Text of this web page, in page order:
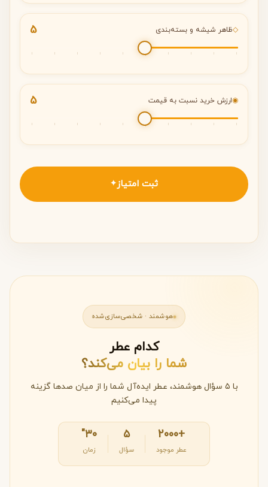
◇ظاهر شیشه و بسته‌بندی 5
◉ارزش خرید نسبت به قیمت 5
ثبت امتیاز ✦
هوشمند · شخصی‌سازی‌شده
کدام عطر
شما را بیان می‌کند؟
با ۵ سؤال هوشمند، عطر ایده‌آل شما را از میان صدها گزینه
پیدا می‌کنیم
+2000
عطر موجود
۵
سؤال
۳۰"
زمان